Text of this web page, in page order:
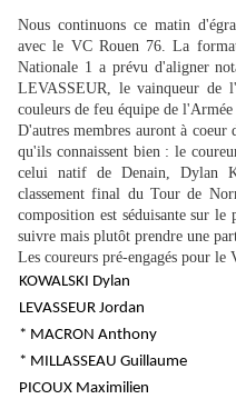
Nous continuons ce matin
avec le VC Rouen 76. La
Nationale 1 a prévu d'aligner
LEVASSEUR, le vainqueur de
couleurs de feu équipe de l'Armée
D'autres membres auront à coeur
qu'ils connaissent bien : le
celui natif de Denain, Dylan
classement final du Tour de
composition est séduisante sur le
suivre mais plutôt prendre une
Les coureurs pré-engagés pour le
KOWALSKI Dylan
LEVASSEUR Jordan
* MACRON Anthony
* MILLASSEAU Guillaume
PICOUX Maximilien